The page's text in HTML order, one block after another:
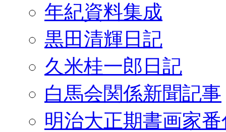
年紀資料集成
黒田清輝日記
久米桂一郎日記
白馬会関係新聞記事
明治大正期書画家